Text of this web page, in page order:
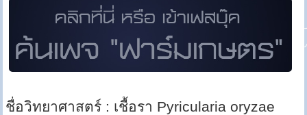
ชื่อวิทยาศาสตร์ : เชื้อรา Pyricularia oryzae